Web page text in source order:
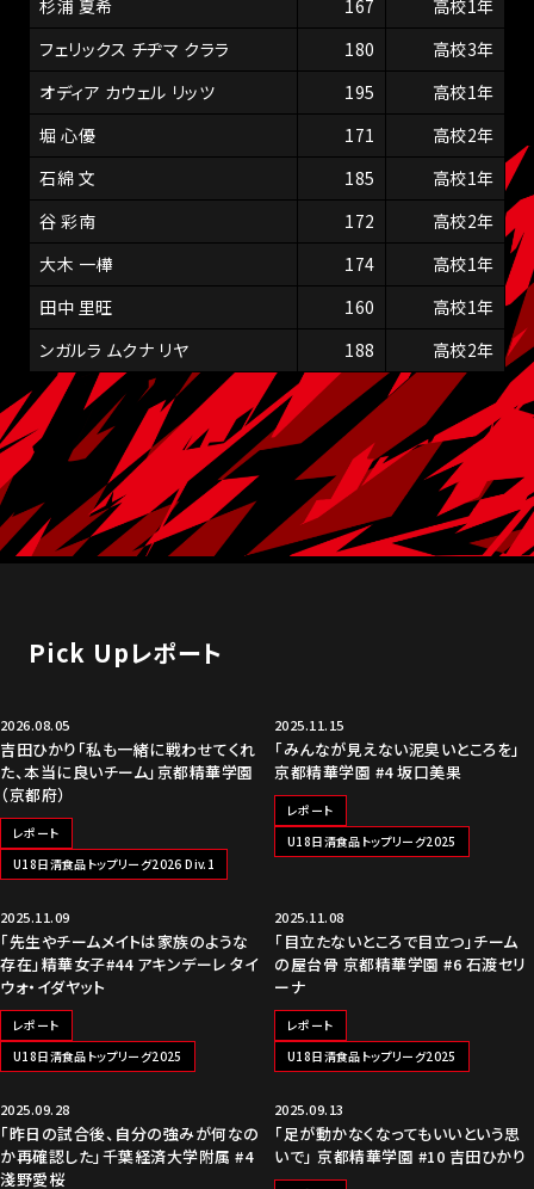
杉浦 夏希 167
高校1年
フェリックス チヂマ クララ
180
高校3年
オディア カウェル リッツ
195
高校1年
堀 心優
171
高校2年
石綿 文
185
高校1年
谷 彩南
172
高校2年
大木 一樺
174
高校1年
田中 里旺
160
高校1年
ンガルラ ムクナ リヤ
188 高校2年
Pick Upレポート
NEW
2026.08.05
吉田ひかり「私も一緒に戦わせてくれ
た、本当に良いチーム」京都精華学園
（京都府）
レポート
U18日清食品トップリーグ2026 Div.1
2025.11.15
「みんなが見えない泥臭いところを」
京都精華学園 #4 坂口美果
レポート
U18日清食品トップリーグ2025
2025.11.09
「先生やチームメイトは家族のような
存在」精華女子#44 アキンデーレ タイ
ウォ・イダヤット
レポート
U18日清食品トップリーグ2025
2025.11.08
「目立たないところで目立つ」チーム
の屋台骨 京都精華学園 #6 石渡セリ
ーナ
レポート
U18日清食品トップリーグ2025
2025.09.28
「昨日の試合後、自分の強みが何なの
か再確認した」千葉経済大学附属 #4
淺野愛桜
2025.09.13
「足が動かなくなってもいいという思
いで」 京都精華学園 #10 吉田ひかり